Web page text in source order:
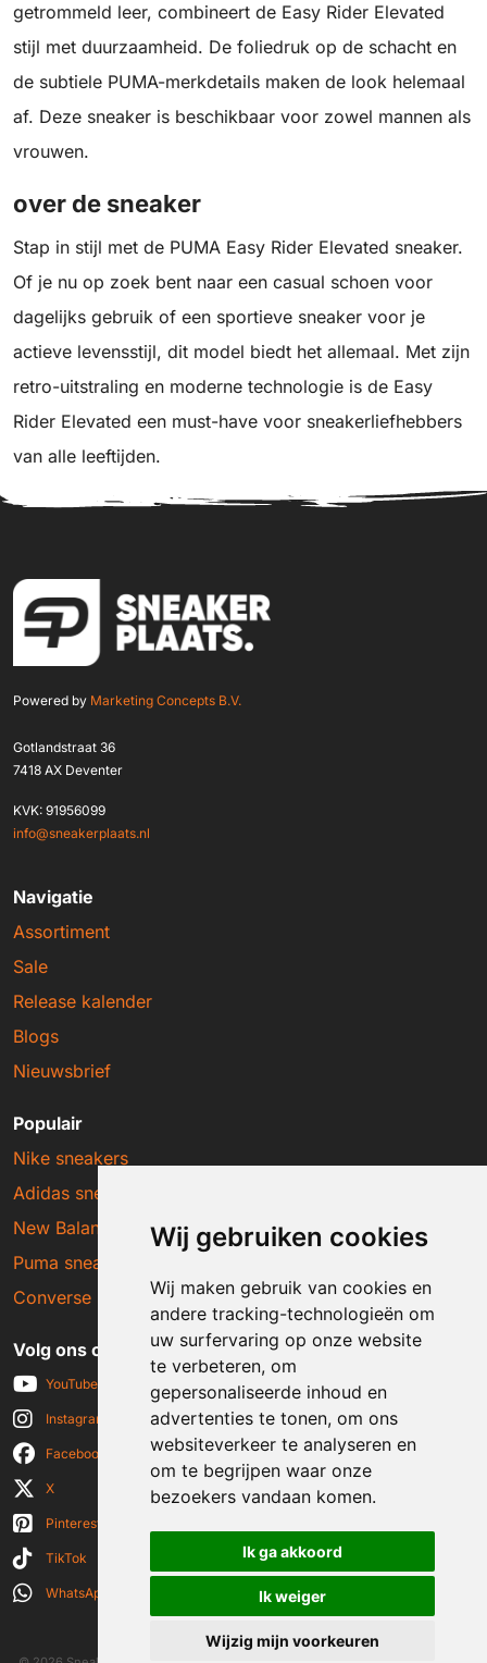
Wij gebruiken cookies
Wij maken gebruik van cookies en
andere tracking-technologieën om
uw surfervaring op onze website
te verbeteren, om
gepersonaliseerde inhoud en
advertenties te tonen, om ons
websiteverkeer te analyseren en
om te begrijpen waar onze
bezoekers vandaan komen.
Ik ga akkoord
Ik weiger
Wijzig mijn voorkeuren
getrommeld leer, combineert de Easy Rider Elevated
stijl met duurzaamheid. De foliedruk op de schacht en
de subtiele PUMA-merkdetails maken de look helemaal
af. Deze sneaker is beschikbaar voor zowel mannen als
vrouwen.
over de sneaker
Stap in stijl met de PUMA Easy Rider Elevated sneaker.
Of je nu op zoek bent naar een casual schoen voor
dagelijks gebruik of een sportieve sneaker voor je
actieve levensstijl, dit model biedt het allemaal. Met zijn
retro-uitstraling en moderne technologie is de Easy
Rider Elevated een must-have voor sneakerliefhebbers
van alle leeftijden.
Powered by Marketing Concepts B.V.
Gotlandstraat 36
7418 AX Deventer
KVK: 91956099
info@sneakerplaats.nl
Navigatie
Assortiment
Sale
Release kalender
Blogs
Nieuwsbrief
Populair
Nike sneakers
Adidas sneakers
New Balance sneakers
Puma sneakers
Converse sneakers
Volg ons op social media
YouTube
Instagram
Facebook
X
Pinterest
TikTok
WhatsApp